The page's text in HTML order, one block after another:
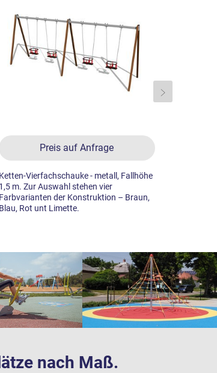
Preis auf Anfrage
Ketten-Vierfachschauke - metall, Fallhöhe
1,5 m. Zur Auswahl stehen vier
Farbvarianten der Konstruktion – Braun,
Blau, Rot unt Limette.
nach Maß.